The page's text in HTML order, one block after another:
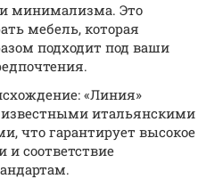
минимализма. Это
мебель, которая
подходит под ваши
«Линия»
известными итальянскими
что гарантирует высокое
и соответствие